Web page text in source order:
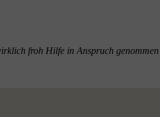
froh Hilfe in Anspruch